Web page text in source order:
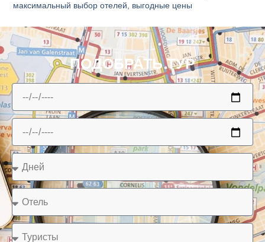
максимальный выбор отелей, выгодные цены
ПОДОБРАТЬ ТУР